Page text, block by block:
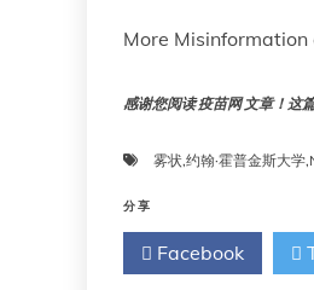
More Misinformation
感谢您阅读 疫苗网 文章！这
雾状,约翰·霍普金斯大学,
分享
Facebook